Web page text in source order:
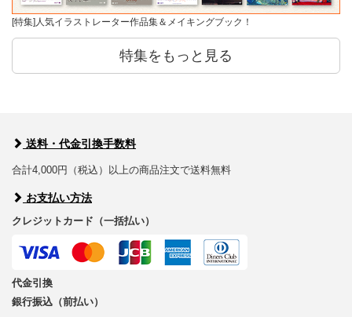
[特集]人気イラストレーター作品集＆メイキングブック！
特集をもっと見る
送料・代金引換手数料
合計4,000円（税込）以上の商品注文で送料無料
お支払い方法
クレジットカード（一括払い）
代金引換
銀行振込（前払い）